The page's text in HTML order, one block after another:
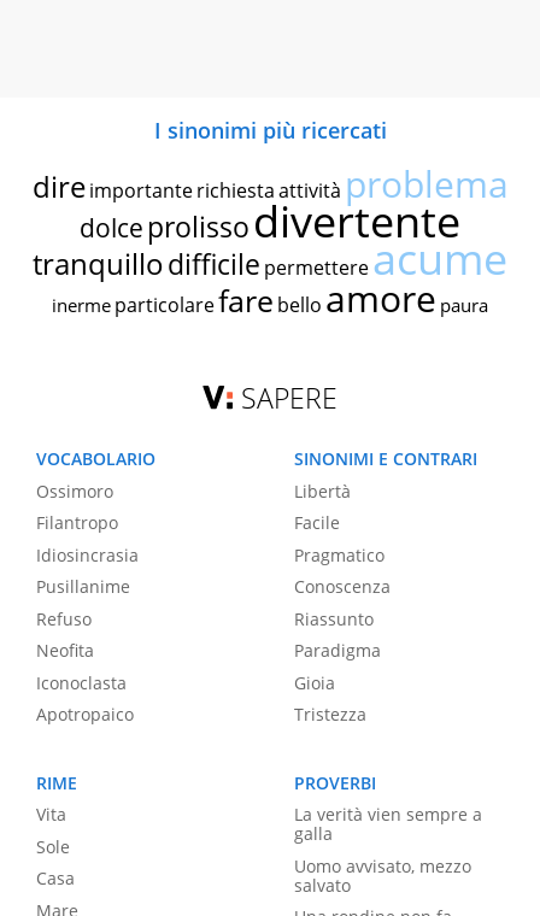
I sinonimi più ricercati
dire importante richiestaattività problema
dolce prolissodivertente
tranquillodifficile permettereacume
inerme particolarefare bello amore paura
SAPERE
VOCABOLARIO
Ossimoro
Filantropo
Idiosincrasia
Pusillanime
Refuso
Neofita
Iconoclasta
Apotropaico
SINONIMI E CONTRARI
Libertà
Facile
Pragmatico
Conoscenza
Riassunto
Paradigma
Gioia
Tristezza
RIME
Vita
Sole
Casa
Mare
PROVERBI
La verità vien sempre a
galla
Uomo avvisato, mezzo
salvato